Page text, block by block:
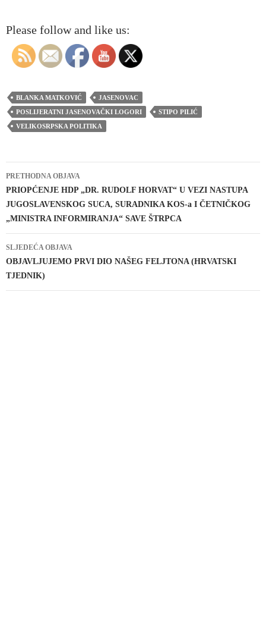
Please follow and like us:
BLANKA MATKOVIĆ
JASENOVAC
POSLIJERATNI JASENOVAČKI LOGORI
STIPO PILIĆ
VELIKOSRPSKA POLITIKA
Navigacija
objava
PRETHODNA OBJAVA
PRIOPĆENJE HDP „DR. RUDOLF HORVAT“ U VEZI NASTUPA
JUGOSLAVENSKOG SUCA, SURADNIKA KOS-a I ČETNIČKOG
„MINISTRA INFORMIRANJA“ SAVE ŠTRPCA
SLJEDEĆA OBJAVA
OBJAVLJUJEMO PRVI DIO NAŠEG FELJTONA (HRVATSKI
TJEDNIK)